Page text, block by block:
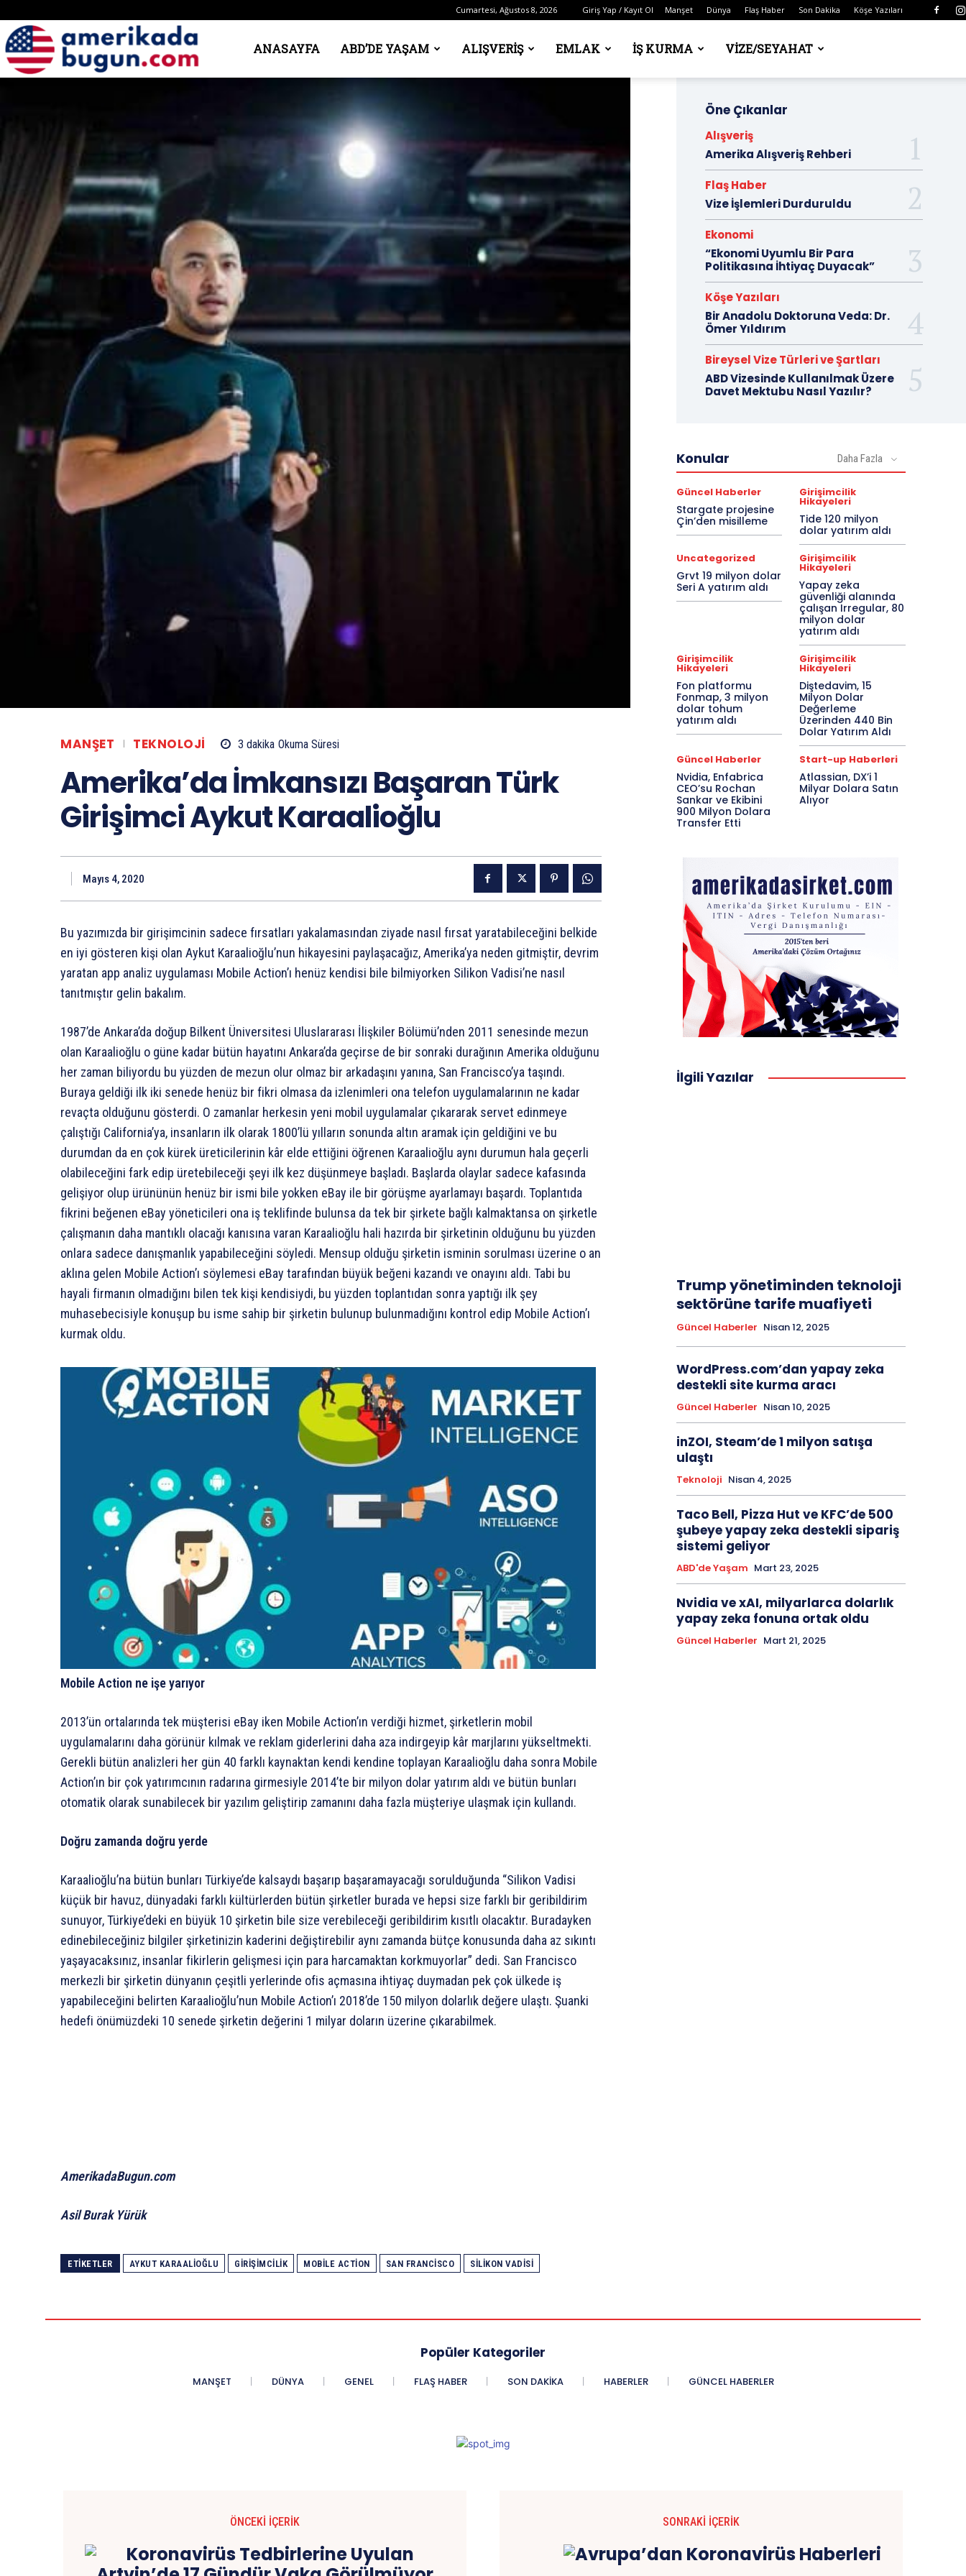
Cumartesi, Ağustos 8, 2026 Giriş Yap / Kayıt Ol Manşet Dünya Flaş Haber Son Dakika Köşe Yazıları
Amerika’daANASAYFA ABD’DE YAŞAM ALIŞVERIŞ EMLAK İŞ KURMA VIZE/SEYAHAT
MANŞET TEKNOLOJI 3 dakika Okuma Süresi
Amerika’da İmkansızı Başaran Türk
Girişimci Aykut Karaalioğlu
Mayıs 4, 2020
Bu yazımızda bir girişimcinin sadece fırsatları yakalamasından ziyade nasıl fırsat yaratabileceğini belkide
en iyi gösteren kişi olan Aykut Karaalioğlu’nun hikayesini paylaşacağız, Amerika’ya neden gitmiştir, devrim
yaratan app analiz uygulaması Mobile Action’ı henüz kendisi bile bilmiyorken Silikon Vadisi’ne nasıl
tanıtmıştır gelin bakalım.
1987’de Ankara’da doğup Bilkent Üniversitesi Uluslararası İlişkiler Bölümü’nden 2011 senesinde mezun
olan Karaalioğlu o güne kadar bütün hayatını Ankara’da geçirse de bir sonraki durağının Amerika olduğunu
her zaman biliyordu bu yüzden de mezun olur olmaz bir arkadaşını yanına, San Francisco’ya taşındı.
Buraya geldiği ilk iki senede henüz bir fikri olmasa da izlenimleri ona telefon uygulamalarının ne kadar
revaçta olduğunu gösterdi. O zamanlar herkesin yeni mobil uygulamalar çıkararak servet edinmeye
çalıştığı California’ya, insanların ilk olarak 1800’lü yılların sonunda altın aramak için geldiğini ve bu
durumdan da en çok kürek üreticilerinin kâr elde ettiğini öğrenen Karaalioğlu aynı durumun hala geçerli
olabileceğini fark edip üretebileceği şeyi ilk kez düşünmeye başladı. Başlarda olaylar sadece kafasında
gelişiyor olup ürününün henüz bir ismi bile yokken eBay ile bir görüşme ayarlamayı başardı. Toplantıda
fikrini beğenen eBay yöneticileri ona iş teklifinde bulunsa da tek bir şirkete bağlı kalmaktansa on şirketle
çalışmanın daha mantıklı olacağı kanısına varan Karaalioğlu hali hazırda bir şirketinin olduğunu bu yüzden
onlara sadece danışmanlık yapabileceğini söyledi. Mensup olduğu şirketin isminin sorulması üzerine o an
aklına gelen Mobile Action’ı söylemesi eBay tarafından büyük beğeni kazandı ve onayını aldı. Tabi bu
hayali firmanın olmadığını bilen tek kişi kendisiydi, bu yüzden toplantıdan sonra yaptığı ilk şey
muhasebecisiyle konuşup bu isme sahip bir şirketin bulunup bulunmadığını kontrol edip Mobile Action’ı
kurmak oldu.
Mobile Action ne işe yarıyor
2013’ün ortalarında tek müşterisi eBay iken Mobile Action’ın verdiği hizmet, şirketlerin mobil
uygulamalarını daha görünür kılmak ve reklam giderlerini daha aza indirgeyip kâr marjlarını yükseltmekti.
Gerekli bütün analizleri her gün 40 farklı kaynaktan kendi kendine toplayan Karaalioğlu daha sonra Mobile
Action’ın bir çok yatırımcının radarına girmesiyle 2014’te bir milyon dolar yatırım aldı ve bütün bunları
otomatik olarak sunabilecek bir yazılım geliştirip zamanını daha fazla müşteriye ulaşmak için kullandı.
Doğru zamanda doğru yerde
Karaalioğlu’na bütün bunları Türkiye’de kalsaydı başarıp başaramayacağı sorulduğunda “Silikon Vadisi
küçük bir havuz, dünyadaki farklı kültürlerden bütün şirketler burada ve hepsi size farklı bir geribildirim
sunuyor, Türkiye’deki en büyük 10 şirketin bile size verebileceği geribildirim kısıtlı olacaktır. Buradayken
edinebileceğiniz bilgiler şirketinizin kaderini değiştirebilir aynı zamanda bütçe konusunda daha az sıkıntı
yaşayacaksınız, insanlar fikirlerin gelişmesi için para harcamaktan korkmuyorlar” dedi. San Francisco
merkezli bir şirketin dünyanın çeşitli yerlerinde ofis açmasına ihtiyaç duymadan pek çok ülkede iş
yapabileceğini belirten Karaalioğlu’nun Mobile Action’ı 2018’de 150 milyon dolarlık değere ulaştı. Şuanki
hedefi önümüzdeki 10 senede şirketin değerini 1 milyar doların üzerine çıkarabilmek.
AmerikadaBugun.com
Asil Burak Yürük
ETIKETLER AYKUT KARAALIOĞLU GIRIŞIMCILIK MOBILE ACTION SAN FRANCISCO SILIKON VADISI
Öne Çıkanlar
Alışveriş
Amerika Alışveriş Rehberi
Flaş Haber
Vize İşlemleri Durduruldu
Ekonomi
“Ekonomi Uyumlu Bir Para
Politikasına İhtiyaç Duyacak”
Köşe Yazıları
Bir Anadolu Doktoruna Veda: Dr.
Ömer Yıldırım
Bireysel Vize Türleri ve Şartları
ABD Vizesinde Kullanılmak Üzere
Davet Mektubu Nasıl Yazılır?
Konular Daha Fazla
Güncel Haberler
Stargate projesine
Çin’den misilleme
Girişimcilik
Hikayeleri
Tide 120 milyon
dolar yatırım aldı
Uncategorized
Grvt 19 milyon dolar
Seri A yatırım aldı
Girişimcilik
Hikayeleri
Yapay zeka
güvenliği alanında
çalışan Irregular, 80
milyon dolar
yatırım aldı
Girişimcilik
Hikayeleri
Fon platformu
Fonmap, 3 milyon
dolar tohum
yatırım aldı
Girişimcilik
Hikayeleri
Diştedavim, 15
Milyon Dolar
Değerleme
Üzerinden 440 Bin
Dolar Yatırım Aldı
Güncel Haberler
Nvidia, Enfabrica
CEO’su Rochan
Sankar ve Ekibini
900 Milyon Dolara
Transfer Etti
Start-up Haberleri
Atlassian, DX’i 1
Milyar Dolara Satın
Alıyor
İlgili Yazılar
Trump yönetiminden teknoloji
sektörüne tarife muafiyeti
Güncel Haberler Nisan 12, 2025
WordPress.com’dan yapay zeka
destekli site kurma aracı
Güncel Haberler Nisan 10, 2025
inZOI, Steam’de 1 milyon satışa
ulaştı
Teknoloji Nisan 4, 2025
Taco Bell, Pizza Hut ve KFC’de 500
şubeye yapay zeka destekli sipariş
sistemi geliyor
ABD'de Yaşam Mart 23, 2025
Nvidia ve xAI, milyarlarca dolarlık
yapay zeka fonuna ortak oldu
Güncel Haberler Mart 21, 2025
Popüler Kategoriler
MANŞET DÜNYA GENEL FLAŞ HABER SON DAKIKA HABERLER GÜNCEL HABERLER
ÖNCEKI İÇERIK SONRAKI İÇERIK